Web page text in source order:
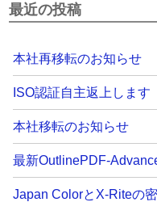
最近の投稿
本社再移転のお知らせ
ISO認証自主返上します
本社移転のお知らせ
最新OutlinePDF-
Japan ColorとX-Riteの